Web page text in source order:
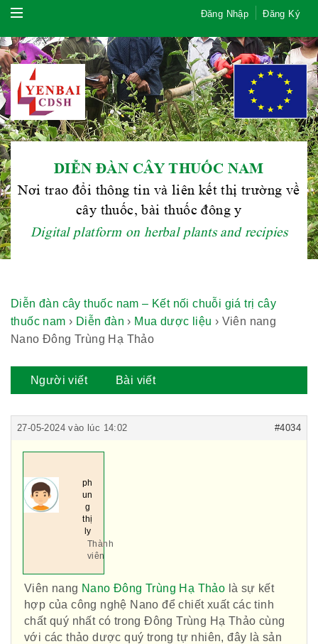
Đăng Nhập Đăng Ký
DIỄN ĐÀN CÂY THUỐC NAM
Nơi trao đổi thông tin và liên kết thị trường về
cây thuốc, bài thuốc đông y
Digital platform on herbal plants and recipies
Diễn đàn cây thuốc nam – Kết nối chuỗi giá trị cây
thuốc nam › Diễn đàn › Mua dược liệu › Viên nang
Nano Đông Trùng Hạ Thảo
Người viết Bài viết
27-05-2024 vào lúc 14:02 #4034
ph
un
g
thị
ly
Thành
viên
Viên nang Nano Đông Trùng Hạ Thảo là sự kết
hợp của công nghệ Nano để chiết xuất các tinh
chất quý nhất có trong Đông Trùng Hạ Thảo cùng
với các thảo dược quý trong tự nhiên, đây là sản